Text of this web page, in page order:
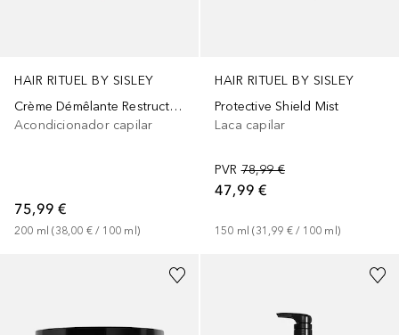
HAIR RITUEL BY SISLEY
Crème Démêlante Restructurante aux Protéines de Coton
Acondicionador capilar
75,99 €
200 ml (38,00 € / 100 ml )
HAIR RITUEL BY SISLEY
Protective Shield Mist
Laca capilar
PVR 78,99 €
47,99 €
150 ml (31,99 € / 100 ml )